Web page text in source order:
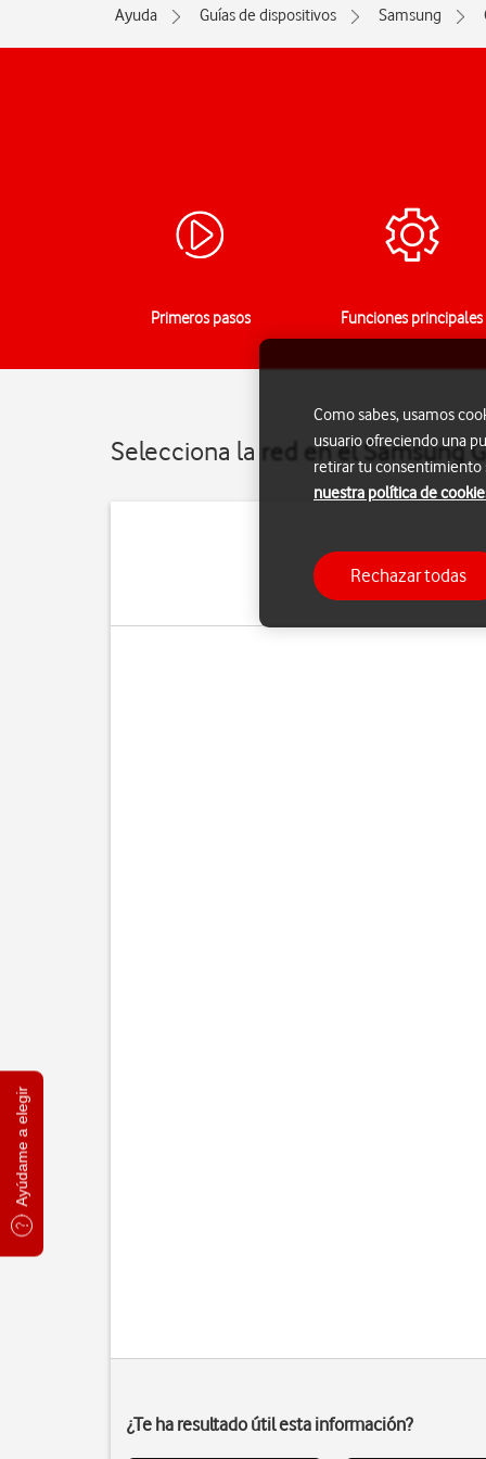
Ayúdame a elegir
Ayuda Guías de dispositivos Samsung
Primeros pasos Funciones principales
Selecciona la red en el Samsung
Puedes
manualmente. Si
¿Te ha resultado útil esta información?
Como sabes, usamos
usuario ofreciendo una
retirar tu consentimiento
nuestra política de
Rechazar todas